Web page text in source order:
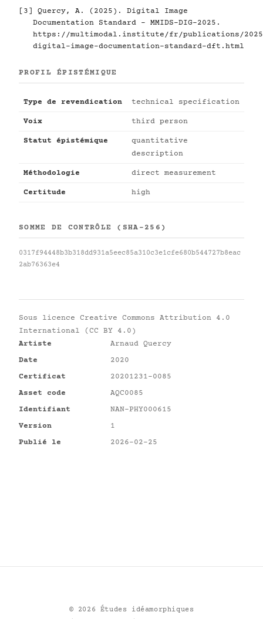
[3] Quercy, A. (2025). Digital Image
Documentation Standard - MMIDS-DIG-2025.
https://multimodal.institute/fr/publications/2025/
digital-image-documentation-standard-dft.html
PROFIL ÉPISTÉMIQUE
Type de revendication technical specification
Voix third person
Statut épistémique
quantitative
description
Méthodologie direct measurement
Certitude high
SOMME DE CONTRÔLE (SHA-256)
0317f94448b3b318dd931a5eec85a310c3e1cfe680b544727b8eac
2ab76363e4
Sous licence Creative Commons Attribution 4.0
International (CC BY 4.0)
Artiste
Arnaud Quercy
Date
2020
Certificat
20201231-0085
Asset code
AQC0085
Identifiant
NAN-PHY000615
Version
1
Publié le
2026-02-25
© 2026 Études idéamorphiques